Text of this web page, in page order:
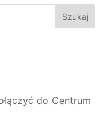
do Centrum